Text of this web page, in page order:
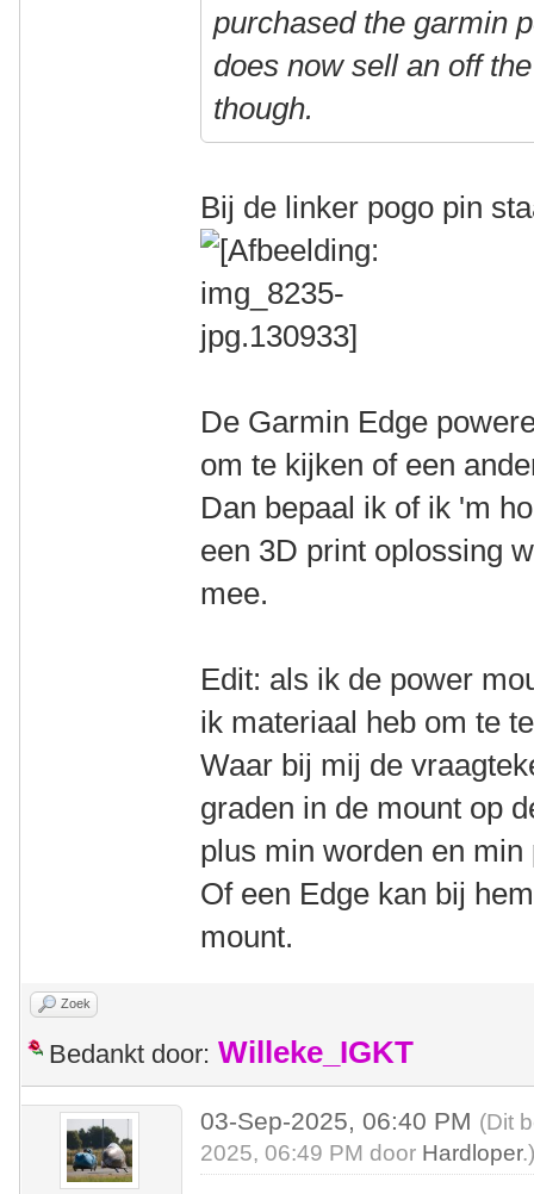
purchased the garmin
does now sell an off
though.
Bij de linker pogo pin
De Garmin Edge
om te kijken of een
Dan bepaal ik of ik 'm
een 3D print oplossing
mee.
Edit: als ik de power
ik materiaal heb om te
Waar bij mij de
graden in de mount op
plus min worden en min
Of een Edge kan bij
mount.
Zoek
Bedankt door: Willeke_IGKT
03-Sep-2025, 06:40 PM (Dit
2025, 06:49 PM door Hardloper